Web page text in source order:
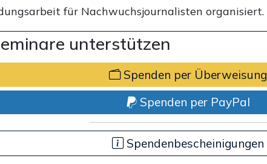
für Nachwuchsjournalisten organisiert.
unterstützen
Spenden per Überweisung
Spenden per PayPal
Spendenbescheinigungen